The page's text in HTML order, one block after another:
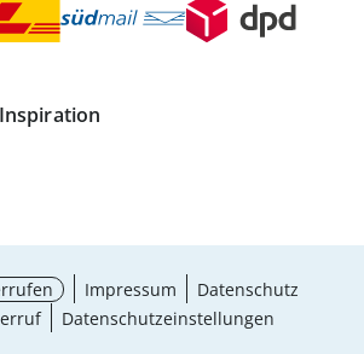
Impressum
Datenschutz
Datenschutzeinstellungen